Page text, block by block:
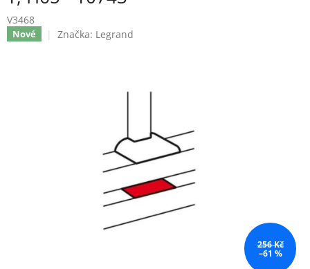
V3468
Nové Značka: Legrand
256 Kč
–61 %